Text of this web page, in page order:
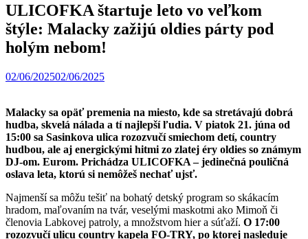
ULICOFKA štartuje leto vo veľkom
štýle: Malacky zažijú oldies párty pod
holým nebom!
02/06/202502/06/2025
Malacky sa opäť premenia na miesto, kde sa stretávajú dobrá
hudba, skvelá nálada a tí najlepší ľudia. V piatok 21. júna od
15:00 sa Sasinkova ulica rozozvučí smiechom detí, country
hudbou, ale aj energickými hitmi zo zlatej éry oldies so známym
DJ-om. Eurom. Prichádza ULICOFKA – jedinečná pouličná
oslava leta, ktorú si nemôžeš nechať ujsť.
Najmenší sa môžu tešiť na bohatý detský program so skákacím
hradom, maľovaním na tvár, veselými maskotmi ako Mimoň či
členovia Labkovej patroly, a množstvom hier a súťaží. O 17:00
rozozvučí ulicu country kapela FO-TRY, po ktorej nasleduje